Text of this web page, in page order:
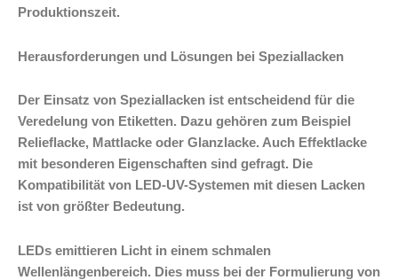
Produktionszeit.
Herausforderungen und Lösungen bei Speziallacken
Der Einsatz von Speziallacken ist entscheidend für die
Veredelung von Etiketten. Dazu gehören zum Beispiel
Relieflacke, Mattlacke oder Glanzlacke. Auch Effektlacke
mit besonderen Eigenschaften sind gefragt. Die
Kompatibilität von LED-UV-Systemen mit diesen Lacken
ist von größter Bedeutung.
LEDs emittieren Licht in einem schmalen
Wellenlängenbereich. Dies muss bei der Formulierung von